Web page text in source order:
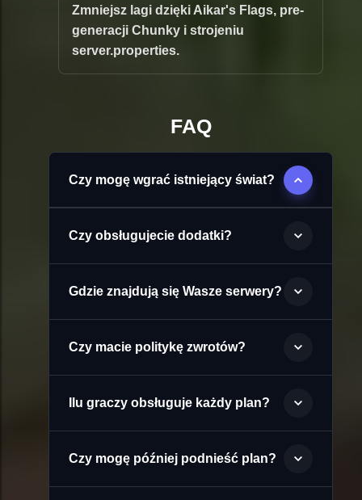
Zmniejsz lagi dzięki Aikar's Flags, pre-
generacji Chunky i strojeniu
server.properties.
FAQ
Czy mogę wgrać istniejący świat?
Czy obsługujecie dodatki?
Gdzie znajdują się Wasze serwery?
Czy macie politykę zwrotów?
Ilu graczy obsługuje każdy plan?
Czy mogę później podnieść plan?